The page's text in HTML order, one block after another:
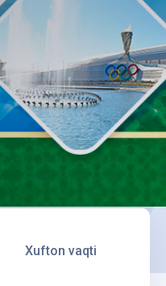
Xufton vaqti